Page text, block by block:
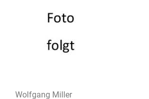
Wolfgang Miller